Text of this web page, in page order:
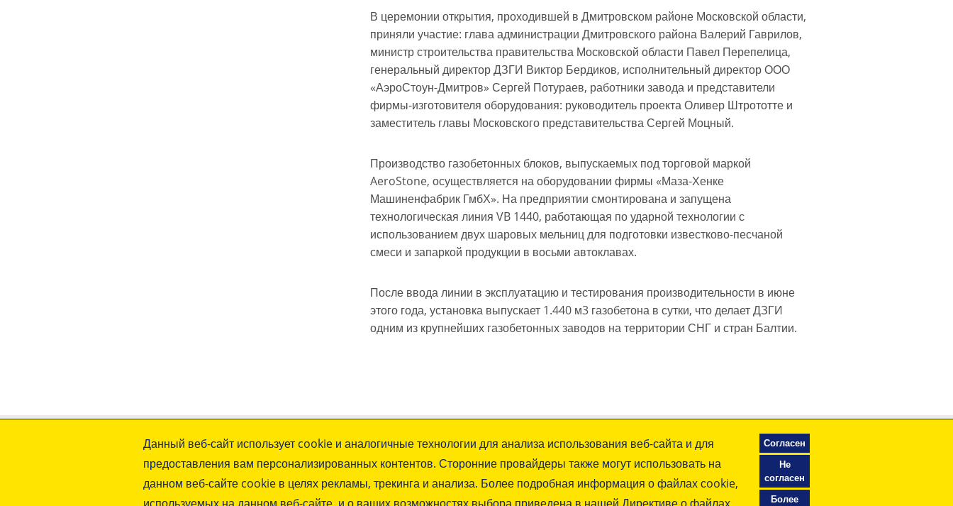
Данный веб-сайт использует cookie и аналогичные технологии для анализа использования веб-сайта и для
предоставления вам персонализированных контентов. Сторонние провайдеры также могут использовать на
данном веб-сайте cookie в целях рекламы, трекинга и анализа. Более подробная информация о файлах сookie,
Согласен
Не
согласен
Более
В церемонии открытия, проходившей в Дмитровском районе Московской области,
приняли участие: глава администрации Дмитровского района Валерий Гаврилов,
министр строительства правительства Московской области Павел Перепелица,
генеральный директор ДЗГИ Виктор Бердиков, исполнительный директор ООО
«АэроСтоун-Дмитров» Сергей Потураев, работники завода и представители
фирмы-изготовителя оборудования: руководитель проекта Оливер Штрототте и
заместитель главы Московского представительства Сергей Моцный.
Производство газобетонных блоков, выпускаемых под торговой маркой
AeroStone, осуществляется на оборудовании фирмы «Маза-Хенке
Машиненфабрик ГмбХ». На предприятии смонтирована и запущена
технологическая линия VB 1440, работающая по ударной технологии с
использованием двух шаровых мельниц для подготовки известково-песчаной
смеси и запаркой продукции в восьми автоклавах.
После ввода линии в эксплуатацию и тестирования производительности в июне
этого года, установка выпускает 1.440 м3 газобетона в сутки, что делает ДЗГИ
одним из крупнейших газобетонных заводов на территории СНГ и стран Балтии.
Контактные и регистрационные данные
Общие коммерческие условия
Политика конфиденциальности
Следите за новостями…